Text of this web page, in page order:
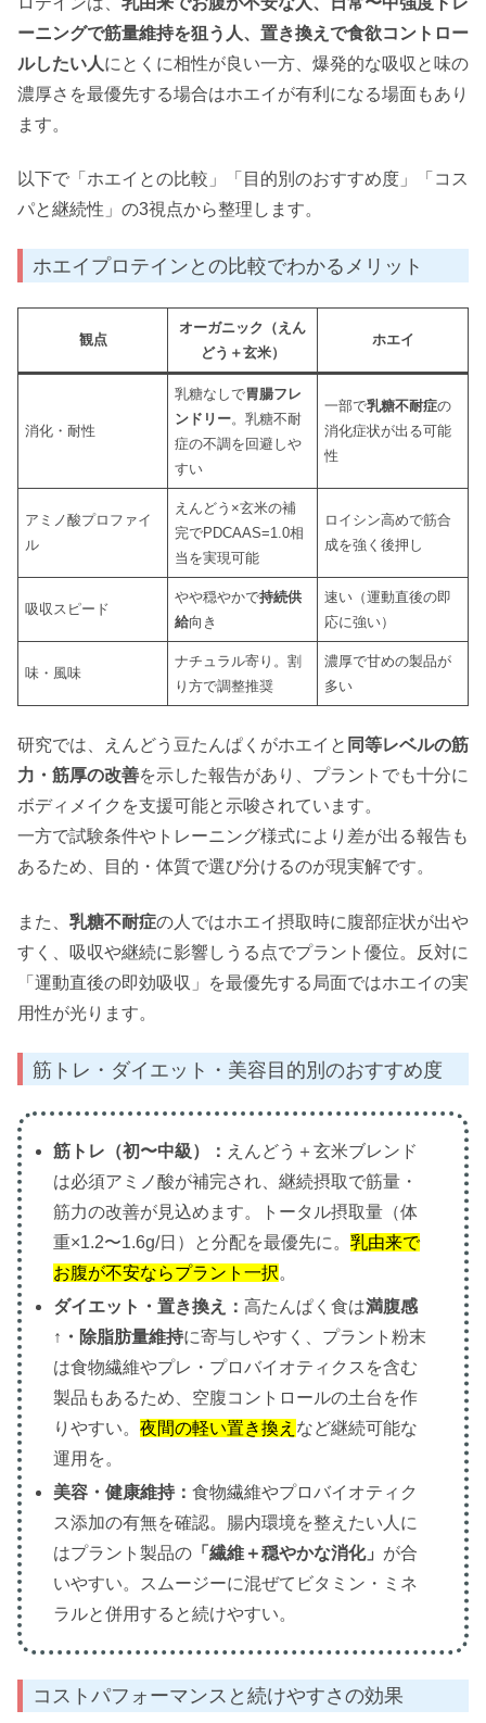
ーニングで筋量維持を狙う人、置き換えで食欲コントロー
ルしたい人にとくに相性が良い一方、爆発的な吸収と味の
濃厚さを最優先する場合はホエイが有利になる場面もあり
ます。
以下で「ホエイとの比較」「目的別のおすすめ度」「コス
パと継続性」の3視点から整理します。
ホエイプロテインとの比較でわかるメリット
観点
オーガニック（えん
どう＋玄米）
ホエイ
消化・耐性
乳糖なしで胃腸フレ
ンドリー。乳糖不耐
症の不調を回避しや
すい
一部で乳糖不耐症の
消化症状が出る可能
性
アミノ酸プロファイ
ル
えんどう×玄米の補
完でPDCAAS=1.0相
当を実現可能
ロイシン高めで筋合
成を強く後押し
吸収スピード
やや穏やかで持続供
給向き
速い（運動直後の即
応に強い）
味・風味
ナチュラル寄り。割
り方で調整推奨
濃厚で甘めの製品が
多い
研究では、えんどう豆たんぱくがホエイと 同等レベルの筋
力・筋厚の改善を示した報告があり、プラントでも十分に
ボディメイクを支援可能と示唆されています。
一方で試験条件やトレーニング様式により差が出る報告も
あるため、目的・体質で選び分けるのが現実解です。
また、 乳糖不耐症の人ではホエイ摂取時に腹部症状が出や
すく、吸収や継続に影響しうる点でプラント優位。反対に
「運動直後の即効吸収」を最優先する局面ではホエイの実
用性が光ります。
筋トレ・ダイエット・美容目的別のおすすめ度
筋トレ（初〜中級）： えんどう＋玄米ブレンド
は必須アミノ酸が補完され、継続摂取で筋量・
筋力の改善が見込めます。トータル摂取量（体
重×1.2〜1.6g/日）と分配を最優先に。乳由来で
お腹が不安ならプラント一択。
ダイエット・置き換え：高たんぱく食は満腹感
↑・除脂肪量維持に寄与しやすく、プラント粉末
は食物繊維やプレ・プロバイオティクスを含む
製品もあるため、空腹コントロールの土台を作
りやすい。夜間の軽い置き換え など継続可能な
運用を。
美容・健康維持：食物繊維やプロバイオティク
ス添加の有無を確認。腸内環境を整えたい人に
はプラント製品の 「繊維＋穏やかな消化」 が合
いやすい。スムージーに混ぜてビタミン・ミネ
ラルと併用すると続けやすい。
コストパフォーマンスと続けやすさの効果